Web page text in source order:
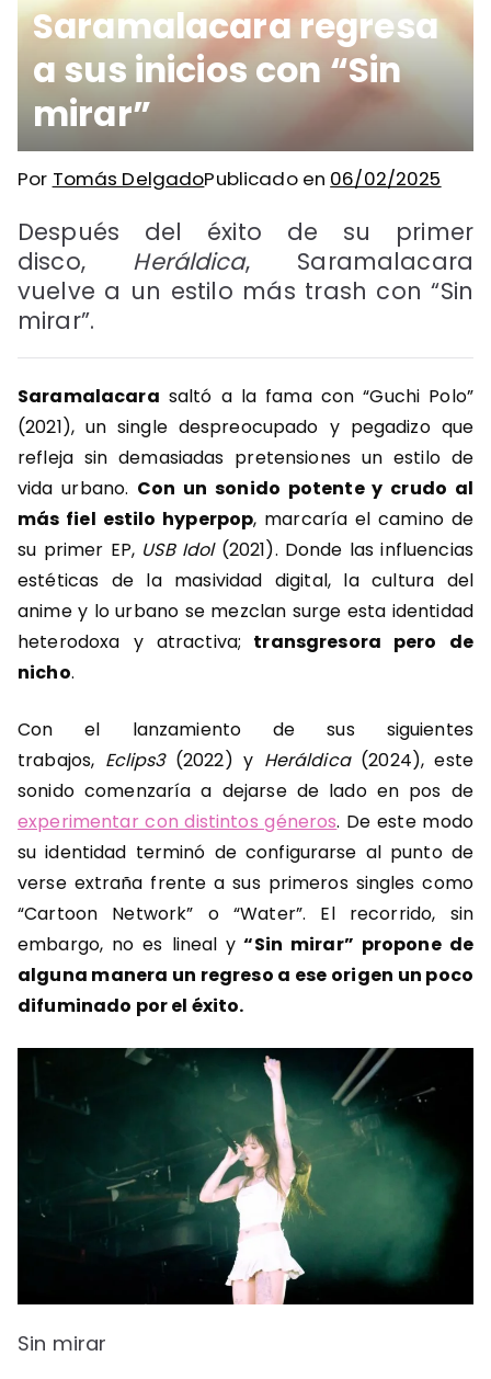
Saramalacara regresa
a sus inicios con “Sin
mirar”
Por Tomás DelgadoPublicado en 06/02/2025
Después del éxito de su primer
disco, Heráldica, Saramalacara
vuelve a un estilo más trash con “Sin
mirar”.
Saramalacara saltó a la fama con “Guchi Polo”
(2021), un single despreocupado y pegadizo que
refleja sin demasiadas pretensiones un estilo de
vida urbano. Con un sonido potente y crudo al
más fiel estilo hyperpop, marcaría el camino de
su primer EP, USB Idol (2021). Donde las influencias
estéticas de la masividad digital, la cultura del
anime y lo urbano se mezclan surge esta identidad
heterodoxa y atractiva; transgresora pero de
nicho.
Con el lanzamiento de sus siguientes
trabajos, Eclips3 (2022) y Heráldica (2024), este
sonido comenzaría a dejarse de lado en pos de
experimentar con distintos géneros. De este modo
su identidad terminó de configurarse al punto de
verse extraña frente a sus primeros singles como
“Cartoon Network” o “Water”. El recorrido, sin
embargo, no es lineal y “Sin mirar” propone de
alguna manera un regreso a ese origen un poco
difuminado por el éxito.
Sin mirar